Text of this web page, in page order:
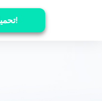
تحميل التطبيق!